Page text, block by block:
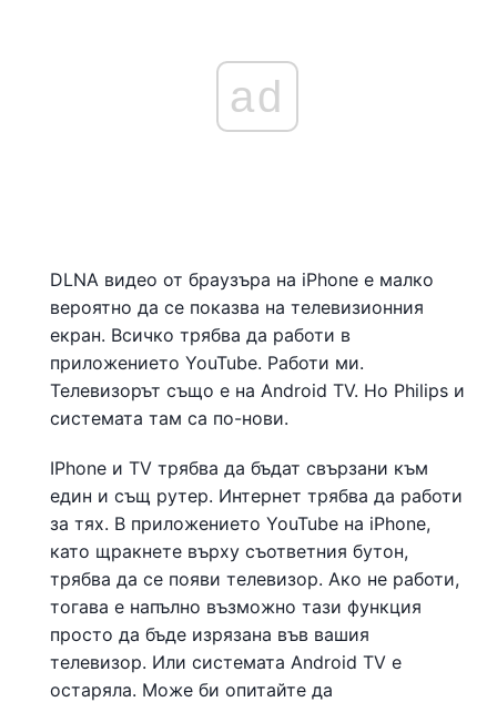
ad
DLNA видео от браузъра на iPhone е малко
вероятно да се показва на телевизионния
екран. Всичко трябва да работи в
приложението YouTube. Работи ми.
Телевизорът също е на Android TV. Но Philips и
системата там са по-нови.
IPhone и TV трябва да бъдат свързани към
един и същ рутер. Интернет трябва да работи
за тях. В приложението YouTube на iPhone,
като щракнете върху съответния бутон,
трябва да се появи телевизор. Ако не работи,
тогава е напълно възможно тази функция
просто да бъде изрязана във вашия
телевизор. Или системата Android TV е
остаряла. Може би опитайте да